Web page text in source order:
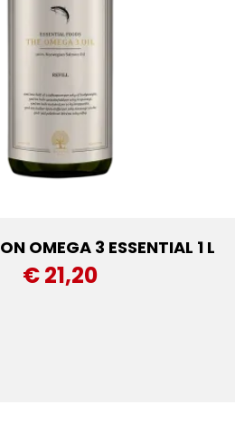
OMEGA 3 ESSENTIAL 1 L
€ 21,20